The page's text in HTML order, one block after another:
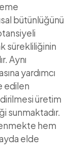
bütünlüğünü
sürekliliğinin
Aynı
yardımcı
edilen
üretim
sunmaktadır.
hem
elde